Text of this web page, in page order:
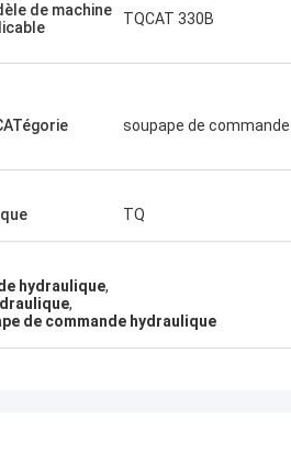
à nouveau
de machine
TQCAT 330B
soupape de
TQ
hydraulique,
,
de commande hydraulique